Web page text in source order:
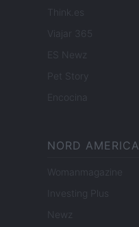
Think.es
Viajar 365
ES Newz
Pet Story
Encocina
NORD AMERICA
Womanmagazine
Investing Plus
Newz